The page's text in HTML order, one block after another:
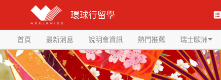
環球行留學
首頁 最新消息 說明會資訊 熱門推薦 瑞士歐洲